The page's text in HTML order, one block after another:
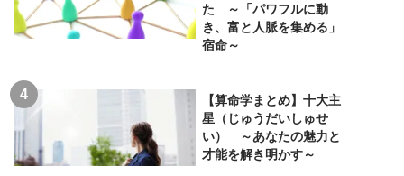
た ～「パワフルに動
き、富と人脈を集める」
宿命～
【算命学まとめ】十大主
星（じゅうだいしゅせ
い） ～あなたの魅力と
才能を解き明かす～